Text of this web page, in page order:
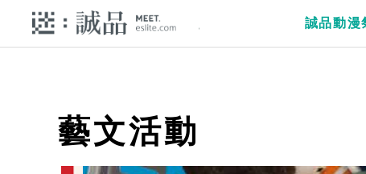
誠品動漫
藝文活動